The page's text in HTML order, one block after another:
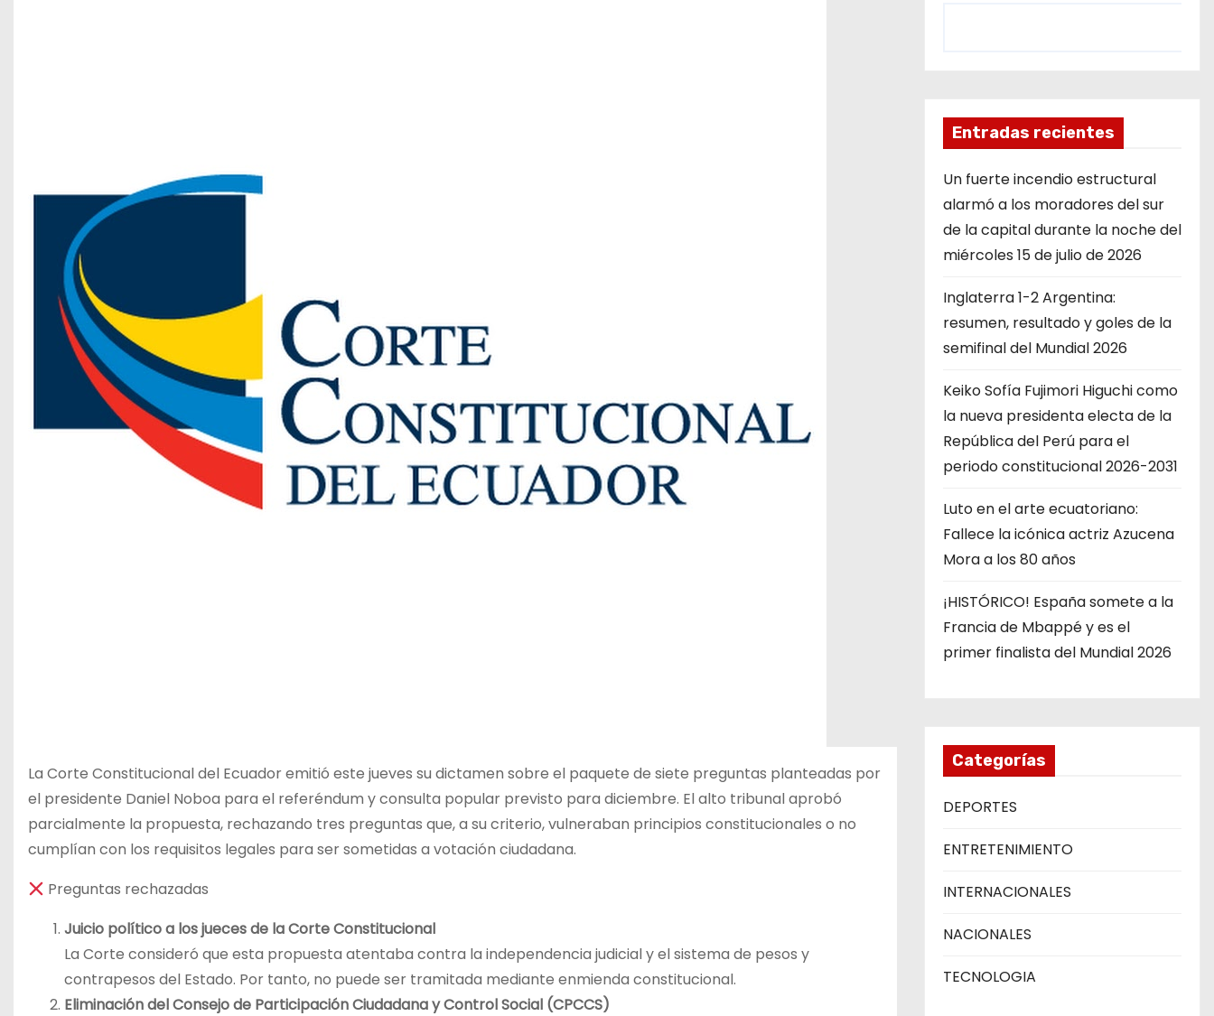
La Corte Constitucional del Ecuador emitió este jueves su dictamen sobre el paquete de siete preguntas planteadas por
el presidente Daniel Noboa para el referéndum y consulta popular previsto para diciembre. El alto tribunal aprobó
parcialmente la propuesta, rechazando tres preguntas que, a su criterio, vulneraban principios constitucionales o no
cumplían con los requisitos legales para ser sometidas a votación ciudadana.
Preguntas rechazadas
Juicio político a los jueces de la Corte Constitucional
La Corte consideró que esta propuesta atentaba contra la independencia judicial y el sistema de pesos y
contrapesos del Estado. Por tanto, no puede ser tramitada mediante enmienda constitucional.
Eliminación del Consejo de Participación Ciudadana y Control Social (CPCCS)
Entradas recientes
Un fuerte incendio estructural
alarmó a los moradores del sur
de la capital durante la noche del
miércoles 15 de julio de 2026
Inglaterra 1-2 Argentina:
resumen, resultado y goles de la
semifinal del Mundial 2026
Keiko Sofía Fujimori Higuchi como
la nueva presidenta electa de la
República del Perú para el
periodo constitucional 2026-2031
Luto en el arte ecuatoriano:
Fallece la icónica actriz Azucena
Mora a los 80 años
¡HISTÓRICO! España somete a la
Francia de Mbappé y es el
primer finalista del Mundial 2026
Categorías
DEPORTES
ENTRETENIMIENTO
INTERNACIONALES
NACIONALES
TECNOLOGIA